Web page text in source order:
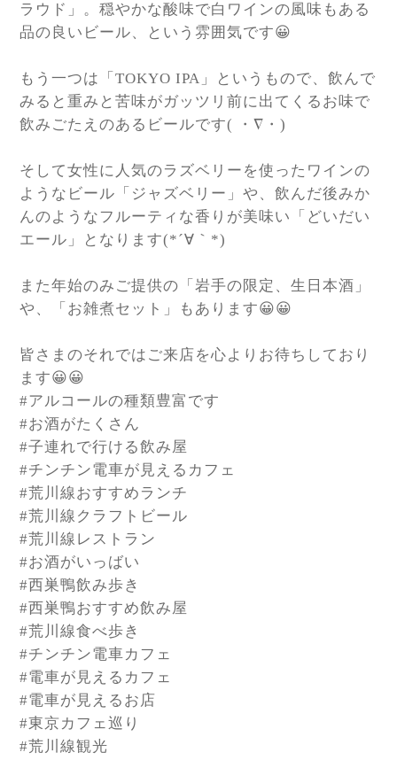
ラウド」。穏やかな酸味で白ワインの風味もある
品の良いビール、という雰囲気です😀
もう一つは「TOKYO IPA」というもので、飲んで
みると重みと苦味がガッツリ前に出てくるお味で
飲みごたえのあるビールです( ・∇・)
そして女性に人気のラズベリーを使ったワインの
ようなビール「ジャズベリー」や、飲んだ後みか
んのようなフルーティな香りが美味い「どいだい
エール」となります(*´∀｀*)
また年始のみご提供の「岩手の限定、生日本酒」
や、「お雑煮セット」もあります😀😀
皆さまのそれではご来店を心よりお待ちしており
ます😀😀
#アルコールの種類豊富です
#お酒がたくさん
#子連れで行ける飲み屋
#チンチン電車が見えるカフェ
#荒川線おすすめランチ
#荒川線クラフトビール
#荒川線レストラン
#お酒がいっばい
#西巣鴨飲み歩き
#西巣鴨おすすめ飲み屋
#荒川線食べ歩き
#チンチン電車カフェ
#電車が見えるカフェ
#電車が見えるお店
#東京カフェ巡り
#荒川線観光